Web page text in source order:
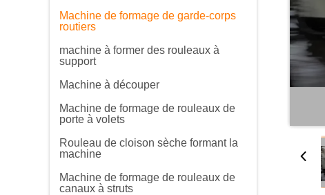
Machine de formage de garde-corps
routiers
machine à former des rouleaux à
support
Machine à découper
Machine de formage de rouleaux de
porte à volets
Rouleau de cloison sèche formant la
machine
Machine de formage de rouleaux de
canaux à struts